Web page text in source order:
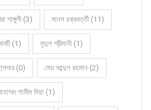
গাঙ্গুলী (3) মানস চক্রবর্ত্তী (11)
(1) মৃদুল শ্রীমানী (1)
(0) মোঃ আব্দুল রহমান (2)
শামীম মিয়া (1)